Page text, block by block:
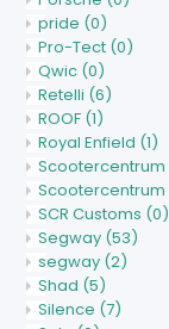
pride (0)
Pro-Tect (0)
Qwic (0)
Retelli (6)
ROOF (1)
Royal Enfield (1)
Scootercentrum
Scootercentrum
SCR Customs (0)
Segway (53)
segway (2)
Shad (5)
Silence (7)